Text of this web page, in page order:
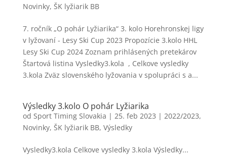
Novinky, ŠK lyžiarik BB
7. ročník „O pohár Lyžiarika“ 3. kolo Horehronskej ligy
v lyžovaní - Lesy Ski Cup 2023 Propozície 3.kolo HHL
Lesy Ski Cup 2024 Zoznam prihlásených pretekárov
Štartová listina Vysledky3.kola , Celkove vysledky
3.kola Zväz slovenského lyžovania v spolupráci s a...
Výsledky 3.kolo O pohár Lyžiarika
od Sport Timing Slovakia | 25. feb 2023 | 2022/2023,
Novinky, ŠK lyžiarik BB, Výsledky
Vysledky3.kola Celkove vysledky 3.kola Výsledky...